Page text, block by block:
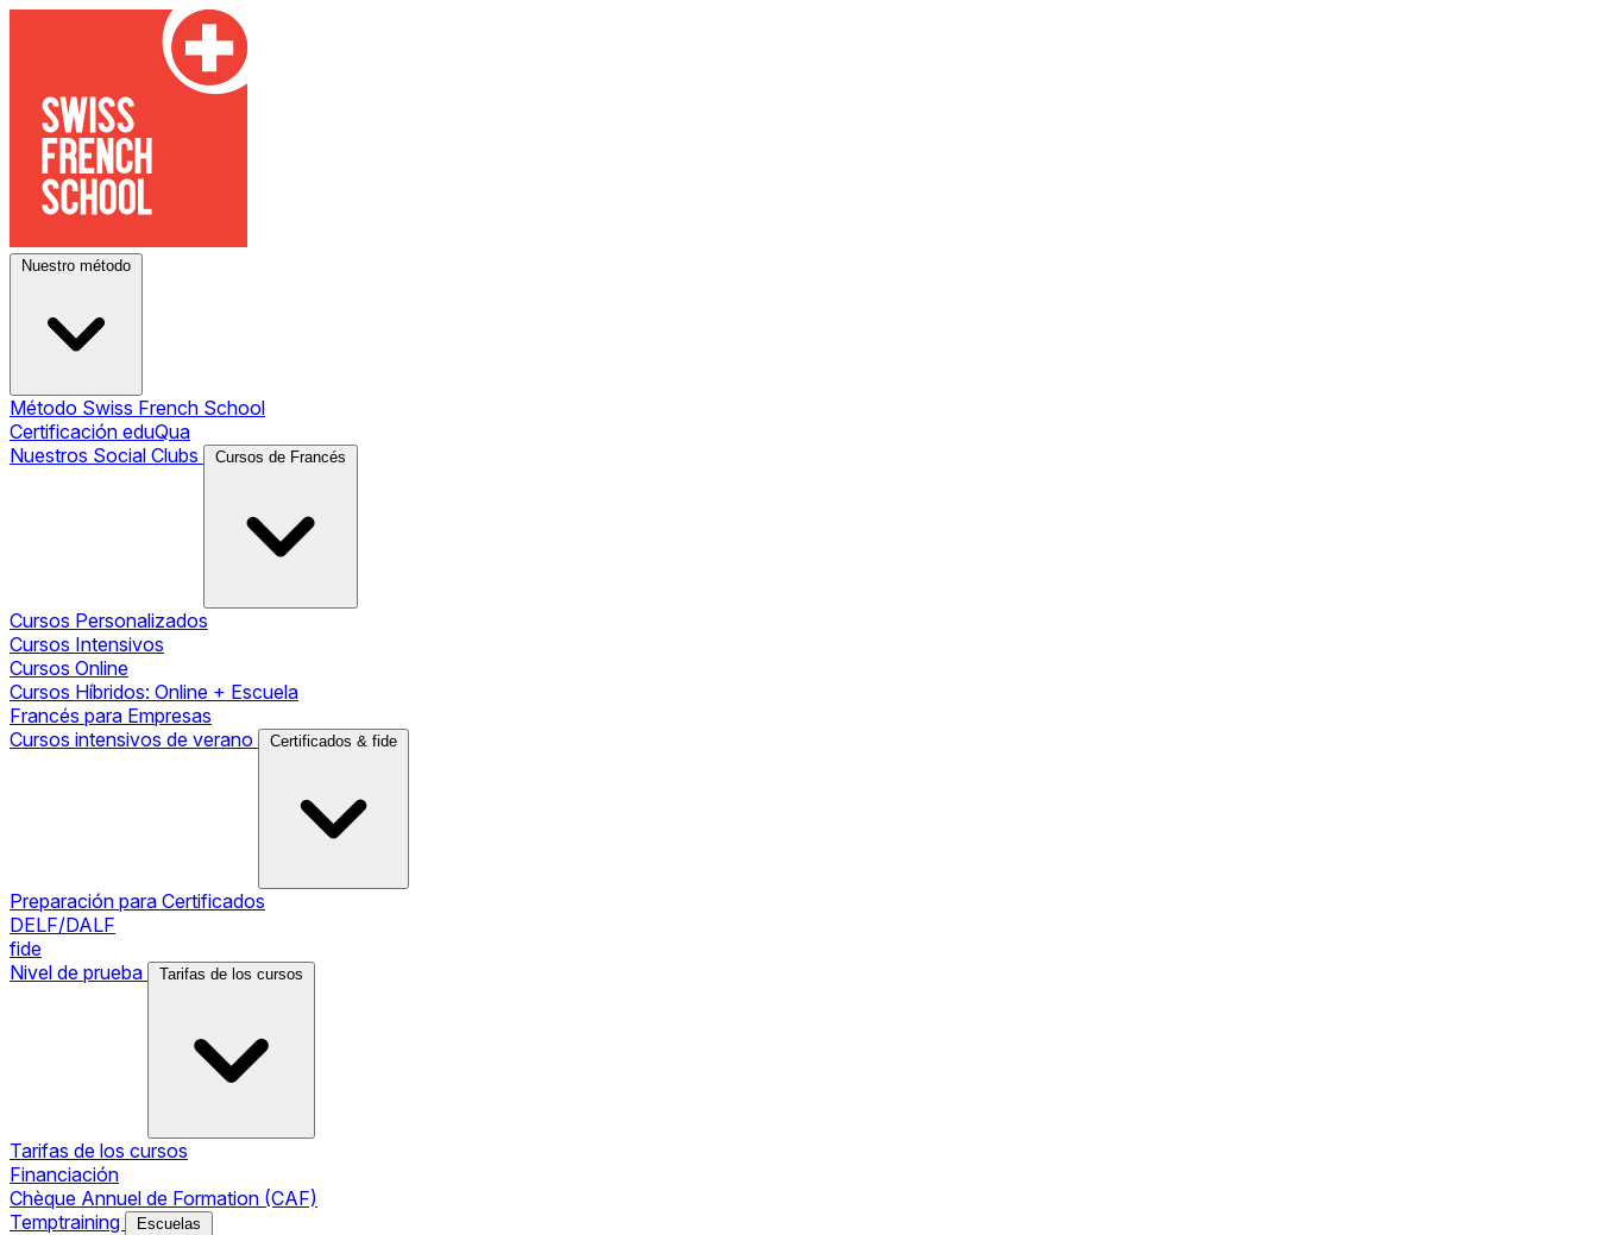
Nuestro método
Método Swiss French School
Certificación eduQua
Nuestros Social Clubs
Cursos de Francés
Cursos Personalizados
Cursos Intensivos
Cursos Online
Cursos Híbridos: Online + Escuela
Francés para Empresas
Cursos intensivos de verano
Certificados & fide
Preparación para Certificados
DELF/DALF
fide
Nivel de prueba
Tarifas de los cursos
Tarifas de los cursos
Financiación
Chèque Annuel de Formation (CAF)
Temptraining
Escuelas